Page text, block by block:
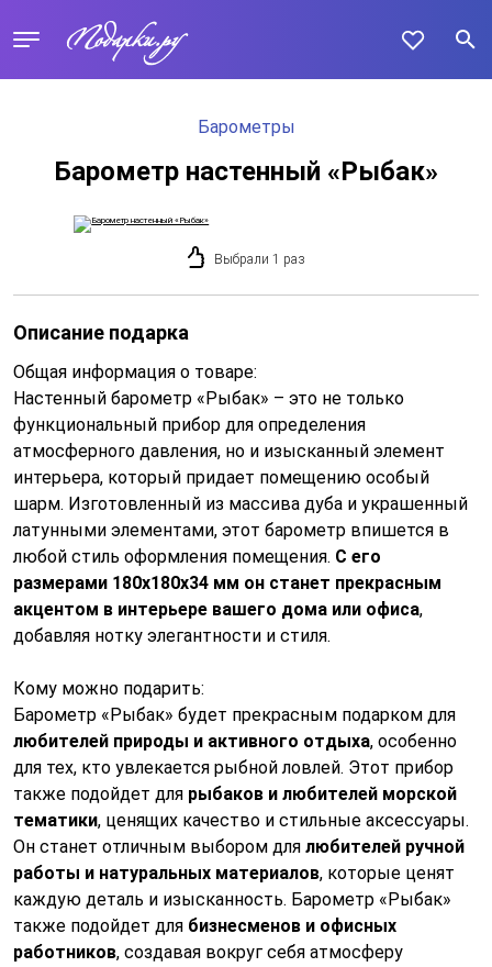
Барометры
Барометр настенный «Рыбак»
Выбрали 1 раз
Описание подарка
Общая информация о товаре:
Настенный барометр «Рыбак» – это не только
функциональный прибор для определения
атмосферного давления, но и изысканный элемент
интерьера, который придает помещению особый
шарм. Изготовленный из массива дуба и украшенный
латунными элементами, этот барометр впишется в
любой стиль оформления помещения. С его
размерами 180х180x34 мм он станет прекрасным
акцентом в интерьере вашего дома или офиса,
добавляя нотку элегантности и стиля.
Кому можно подарить:
Барометр «Рыбак» будет прекрасным подарком для
любителей природы и активного отдыха, особенно
для тех, кто увлекается рыбной ловлей. Этот прибор
также подойдет для рыбаков и любителей морской
тематики, ценящих качество и стильные аксессуары.
Он станет отличным выбором для любителей ручной
работы и натуральных материалов, которые ценят
каждую деталь и изысканность. Барометр «Рыбак»
также подойдет для бизнесменов и офисных
работников, создавая вокруг себя атмосферу